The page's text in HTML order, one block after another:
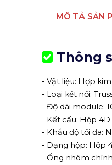
MÔ TẢ SẢN
Thông
- Vật liệu: Hợp
- Loại kết nối:
- Độ dài module:
- Kết cấu: Hộp
- Khẩu độ tối đa:
- Dạng hộp: Hộp
- Ống nhôm